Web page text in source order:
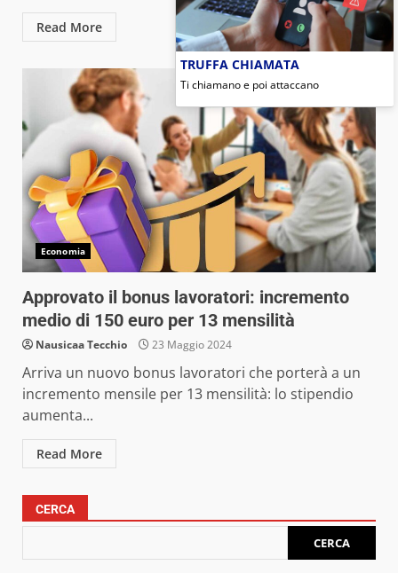
Read More
Economia
Approvato il bonus lavoratori: incremento
medio di 150 euro per 13 mensilità
Nausicaa Tecchio 23 Maggio 2024
Arriva un nuovo bonus lavoratori che porterà a un
incremento mensile per 13 mensilità: lo stipendio
aumenta...
Read More
CERCA
CERCA
TRUFFA CHIAMATA
Ti chiamano e poi attaccano